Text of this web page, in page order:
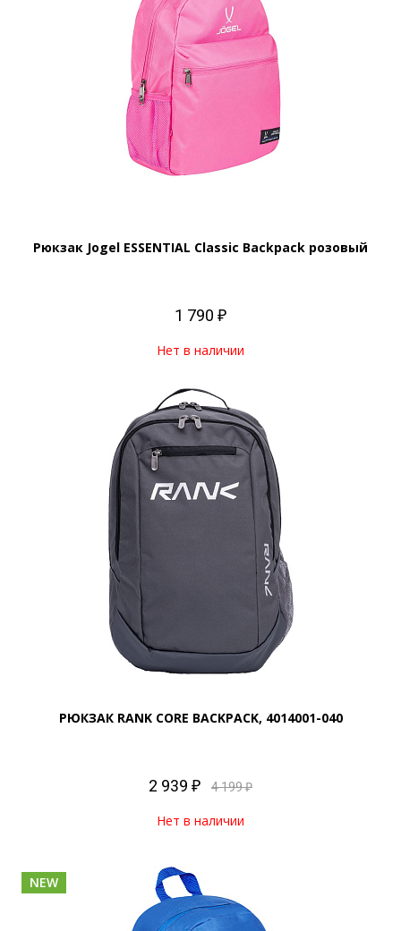
Рюкзак Jogel ESSENTIAL Classic Backpack розовый
1 790 ₽
Нет в наличии
РЮКЗАК RANK CORE BACKPACK, 4014001-040
2 939 ₽ 4 199 ₽
Нет в наличии
NEW